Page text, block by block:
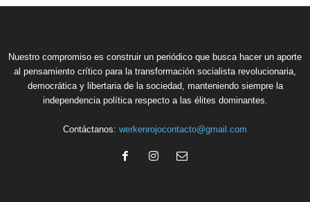
Nuestro compromiso es construir un periódico que busca hacer un aporte
al pensamiento crítico para la transformación socialista revolucionaria,
democrática y libertaria de la sociedad, manteniendo siempre la
independencia política respecto a las élites dominantes.
Contáctanos: werkenrojocontacto@gmail.com